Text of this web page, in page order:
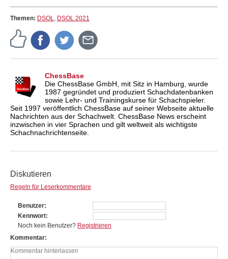
Themen: DSOL, DSOL 2021
ChessBase
Die ChessBase GmbH, mit Sitz in Hamburg, wurde
1987 gegründet und produziert Schachdatenbanken
sowie Lehr- und Trainingskurse für Schachspieler.
Seit 1997 veröffentlich ChessBase auf seiner Webseite aktuelle
Nachrichten aus der Schachwelt. ChessBase News erscheint
inzwischen in vier Sprachen und gilt weltweit als wichtigste
Schachnachrichtenseite.
Diskutieren
Regeln für Leserkommentare
Benutzer
Kennwort
Noch kein Benutzer? Registrieren
Kommentar